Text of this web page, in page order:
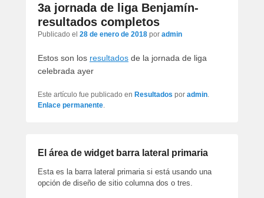
por
los
artículos
3a jornada de liga Benjamín-
resultados completos
Publicado el 28 de enero de 2018 por admin
Estos son los resultados de la jornada de liga
celebrada ayer
Este artículo fue publicado en Resultados por admin.
Enlace permanente.
El área de widget barra lateral primaria
Esta es la barra lateral primaria si está usando una
opción de diseño de sitio columna dos o tres.